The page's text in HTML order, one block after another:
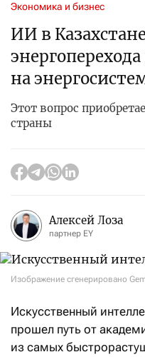
Экономика и бизнес
ИИ в
на
Этот вопрос
страны
Алексей Лоза
партнер EY
Изображение сгенерировано
Искусственный
прошел путь от
из самых